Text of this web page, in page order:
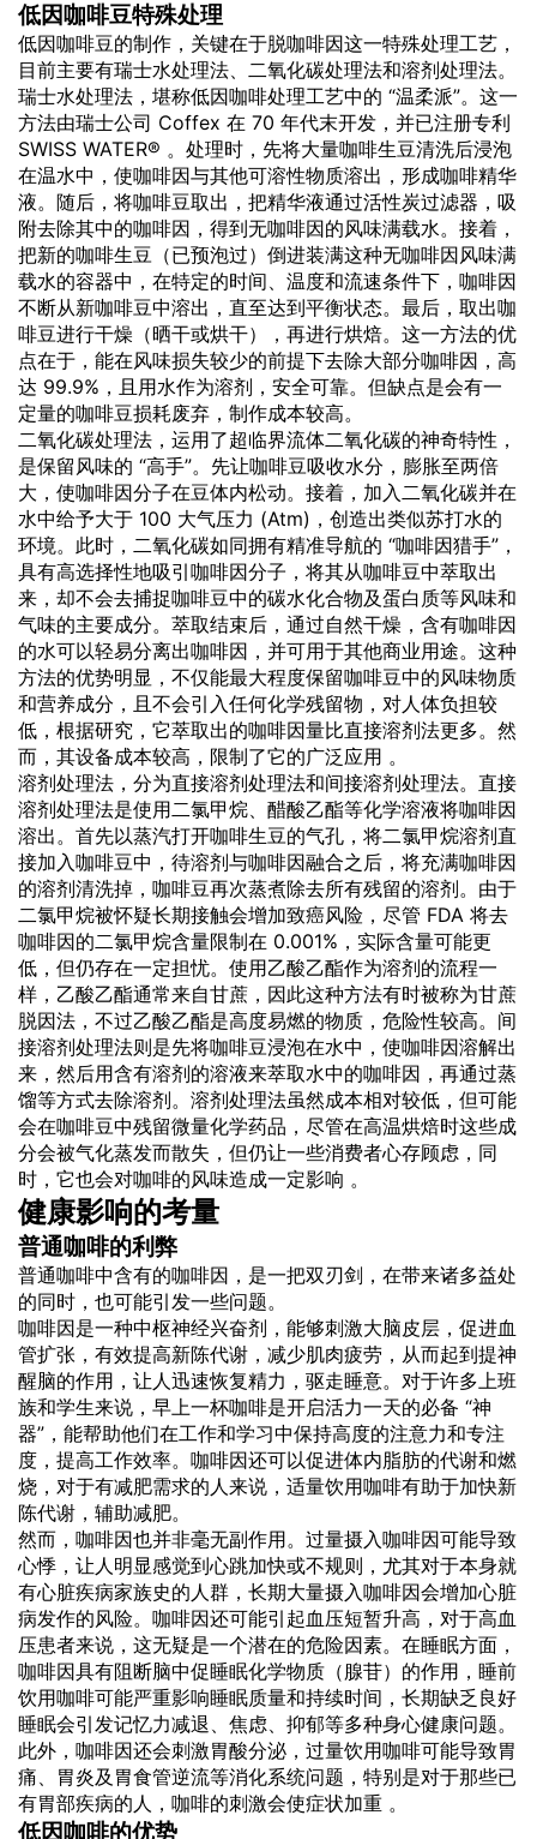
低因咖啡豆特殊处理
低因咖啡豆的制作，关键在于脱咖啡因这一特殊处理工艺，
目前主要有瑞士水处理法、二氧化碳处理法和溶剂处理法。
瑞士水处理法，堪称低因咖啡处理工艺中的 “温柔派”。这一
方法由瑞士公司 Coffex 在 70 年代末开发，并已注册专利
SWISS WATER® 。处理时，先将大量咖啡生豆清洗后浸泡
在温水中，使咖啡因与其他可溶性物质溶出，形成咖啡精华
液。随后，将咖啡豆取出，把精华液通过活性炭过滤器，吸
附去除其中的咖啡因，得到无咖啡因的风味满载水。接着，
把新的咖啡生豆（已预泡过）倒进装满这种无咖啡因风味满
载水的容器中，在特定的时间、温度和流速条件下，咖啡因
不断从新咖啡豆中溶出，直至达到平衡状态。最后，取出咖
啡豆进行干燥（晒干或烘干），再进行烘焙。这一方法的优
点在于，能在风味损失较少的前提下去除大部分咖啡因，高
达 99.9%，且用水作为溶剂，安全可靠。但缺点是会有一
定量的咖啡豆损耗废弃，制作成本较高。
二氧化碳处理法，运用了超临界流体二氧化碳的神奇特性，
是保留风味的 “高手”。先让咖啡豆吸收水分，膨胀至两倍
大，使咖啡因分子在豆体内松动。接着，加入二氧化碳并在
水中给予大于 100 大气压力 (Atm)，创造出类似苏打水的
环境。此时，二氧化碳如同拥有精准导航的 “咖啡因猎手”，
具有高选择性地吸引咖啡因分子，将其从咖啡豆中萃取出
来，却不会去捕捉咖啡豆中的碳水化合物及蛋白质等风味和
气味的主要成分。萃取结束后，通过自然干燥，含有咖啡因
的水可以轻易分离出咖啡因，并可用于其他商业用途。这种
方法的优势明显，不仅能最大程度保留咖啡豆中的风味物质
和营养成分，且不会引入任何化学残留物，对人体负担较
低，根据研究，它萃取出的咖啡因量比直接溶剂法更多。然
而，其设备成本较高，限制了它的广泛应用 。
溶剂处理法，分为直接溶剂处理法和间接溶剂处理法。直接
溶剂处理法是使用二氯甲烷、醋酸乙酯等化学溶液将咖啡因
溶出。首先以蒸汽打开咖啡生豆的气孔，将二氯甲烷溶剂直
接加入咖啡豆中，待溶剂与咖啡因融合之后，将充满咖啡因
的溶剂清洗掉，咖啡豆再次蒸煮除去所有残留的溶剂。由于
二氯甲烷被怀疑长期接触会增加致癌风险，尽管 FDA 将去
咖啡因的二氯甲烷含量限制在 0.001%，实际含量可能更
低，但仍存在一定担忧。使用乙酸乙酯作为溶剂的流程一
样，乙酸乙酯通常来自甘蔗，因此这种方法有时被称为甘蔗
脱因法，不过乙酸乙酯是高度易燃的物质，危险性较高。间
接溶剂处理法则是先将咖啡豆浸泡在水中，使咖啡因溶解出
来，然后用含有溶剂的溶液来萃取水中的咖啡因，再通过蒸
馏等方式去除溶剂。溶剂处理法虽然成本相对较低，但可能
会在咖啡豆中残留微量化学药品，尽管在高温烘焙时这些成
分会被气化蒸发而散失，但仍让一些消费者心存顾虑，同
时，它也会对咖啡的风味造成一定影响 。
健康影响的考量
普通咖啡的利弊
普通咖啡中含有的咖啡因，是一把双刃剑，在带来诸多益处
的同时，也可能引发一些问题。
咖啡因是一种中枢神经兴奋剂，能够刺激大脑皮层，促进血
管扩张，有效提高新陈代谢，减少肌肉疲劳，从而起到提神
醒脑的作用，让人迅速恢复精力，驱走睡意。对于许多上班
族和学生来说，早上一杯咖啡是开启活力一天的必备 “神
器”，能帮助他们在工作和学习中保持高度的注意力和专注
度，提高工作效率。咖啡因还可以促进体内脂肪的代谢和燃
烧，对于有减肥需求的人来说，适量饮用咖啡有助于加快新
陈代谢，辅助减肥。
然而，咖啡因也并非毫无副作用。过量摄入咖啡因可能导致
心悸，让人明显感觉到心跳加快或不规则，尤其对于本身就
有心脏疾病家族史的人群，长期大量摄入咖啡因会增加心脏
病发作的风险。咖啡因还可能引起血压短暂升高，对于高血
压患者来说，这无疑是一个潜在的危险因素。在睡眠方面，
咖啡因具有阻断脑中促睡眠化学物质（腺苷）的作用，睡前
饮用咖啡可能严重影响睡眠质量和持续时间，长期缺乏良好
睡眠会引发记忆力减退、焦虑、抑郁等多种身心健康问题。
此外，咖啡因还会刺激胃酸分泌，过量饮用咖啡可能导致胃
痛、胃炎及胃食管逆流等消化系统问题，特别是对于那些已
有胃部疾病的人，咖啡的刺激会使症状加重 。
低因咖啡的优势